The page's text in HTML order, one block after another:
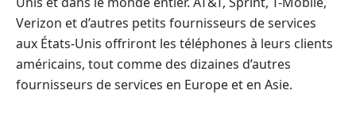
Verizon et d’autres petits fournisseurs de services
aux États-Unis offriront les téléphones à leurs clients
américains, tout comme des dizaines d’autres
fournisseurs de services en Europe et en Asie.